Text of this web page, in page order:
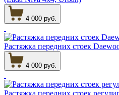
4 000 руб.
Растяжка передних стоек
4 000 руб.